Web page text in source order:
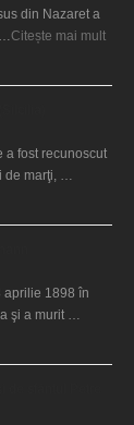
din Nazaret a
Citește mai mult
a fost recunoscut
marţi, …
aprilie 1898 în
şi a murit …